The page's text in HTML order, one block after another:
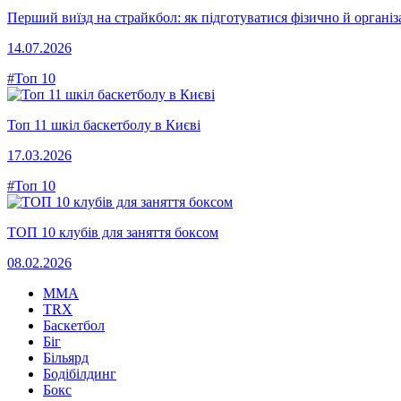
Перший виїзд на страйкбол: як підготуватися фізично й
14.07.2026
#Топ 10
Топ 11 шкіл баскетболу в Києві
17.03.2026
#Топ 10
ТОП 10 клубів для заняття боксом
08.02.2026
MMA
TRX
Баскетбол
Біг
Більярд
Бодібілдинг
Бокс